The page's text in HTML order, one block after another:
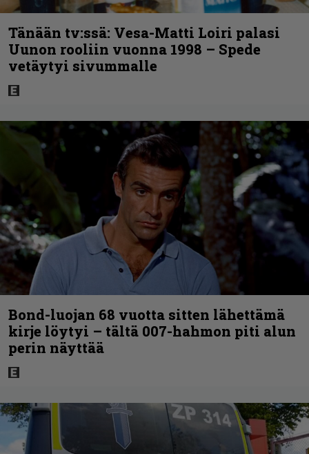
Tänään tv:ssä: Vesa-Matti Loiri palasi
Uunon rooliin vuonna 1998 – Spede
vetäytyi sivummalle
Bond-luojan 68 vuotta sitten lähettämä
kirje löytyi – tältä 007-hahmon piti alun
perin näyttää